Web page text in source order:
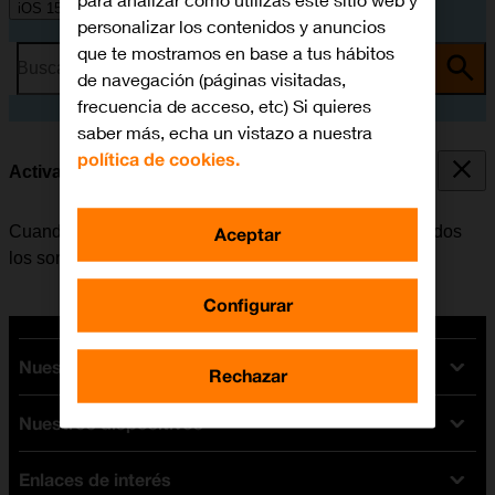
iOS 15.0
Busca por problema o tema
Activar o desactivar el modo silencioso
Cuando se activa el modo silencioso, se desactivan todos
los sonidos del móvil.
Nuestras tarifas
Tarifas Orange
Tarifas fibra y móvil
Nuestros dispositivos
Ofertas en móviles
Enlaces de interés
personalizar los contenidos y anuncios
que te mostramos en base a tus hábitos
de navegación (páginas visitadas,
frecuencia de acceso, etc) Si quieres
saber más, echa un vistazo a nuestra
política de cookies.
Configurar
Rechazar
Aceptar